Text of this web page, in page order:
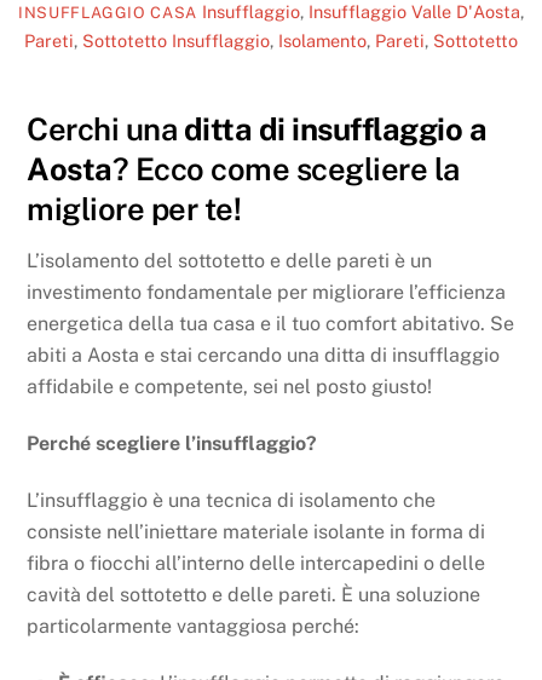
INSUFFLAGGIO CASA Insufflaggio, Insufflaggio Valle D'Aosta,
Pareti, Sottotetto Insufflaggio, Isolamento, Pareti, Sottotetto
Cerchi una ditta di insufflaggio a
Aosta? Ecco come scegliere la
migliore per te!
L’isolamento del sottotetto e delle pareti è un
investimento fondamentale per migliorare l’efficienza
energetica della tua casa e il tuo comfort abitativo. Se
abiti a Aosta e stai cercando una ditta di insufflaggio
affidabile e competente, sei nel posto giusto!
Perché scegliere l’insufflaggio?
L’insufflaggio è una tecnica di isolamento che
consiste nell’iniettare materiale isolante in forma di
fibra o fiocchi all’interno delle intercapedini o delle
cavità del sottotetto e delle pareti. È una soluzione
particolarmente vantaggiosa perché: